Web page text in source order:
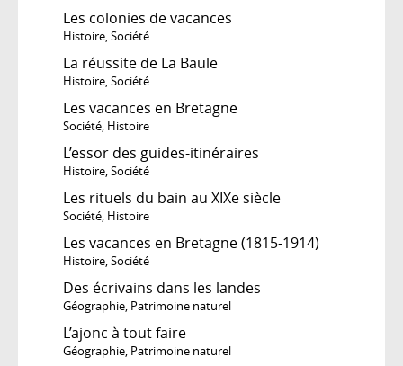
Les colonies de vacances
Histoire,Société
La réussite de La Baule
Histoire,Société
Les vacances en Bretagne
Société, Histoire
L’essor des guides-itinéraires
Histoire,Société
Les rituels du bain au XIXe siècle
Société, Histoire
Les vacances en Bretagne (1815-1914)
Histoire,Société
Des écrivains dans les landes
Géographie, Patrimoine naturel
L’ajonc à tout faire
Géographie, Patrimoine naturel